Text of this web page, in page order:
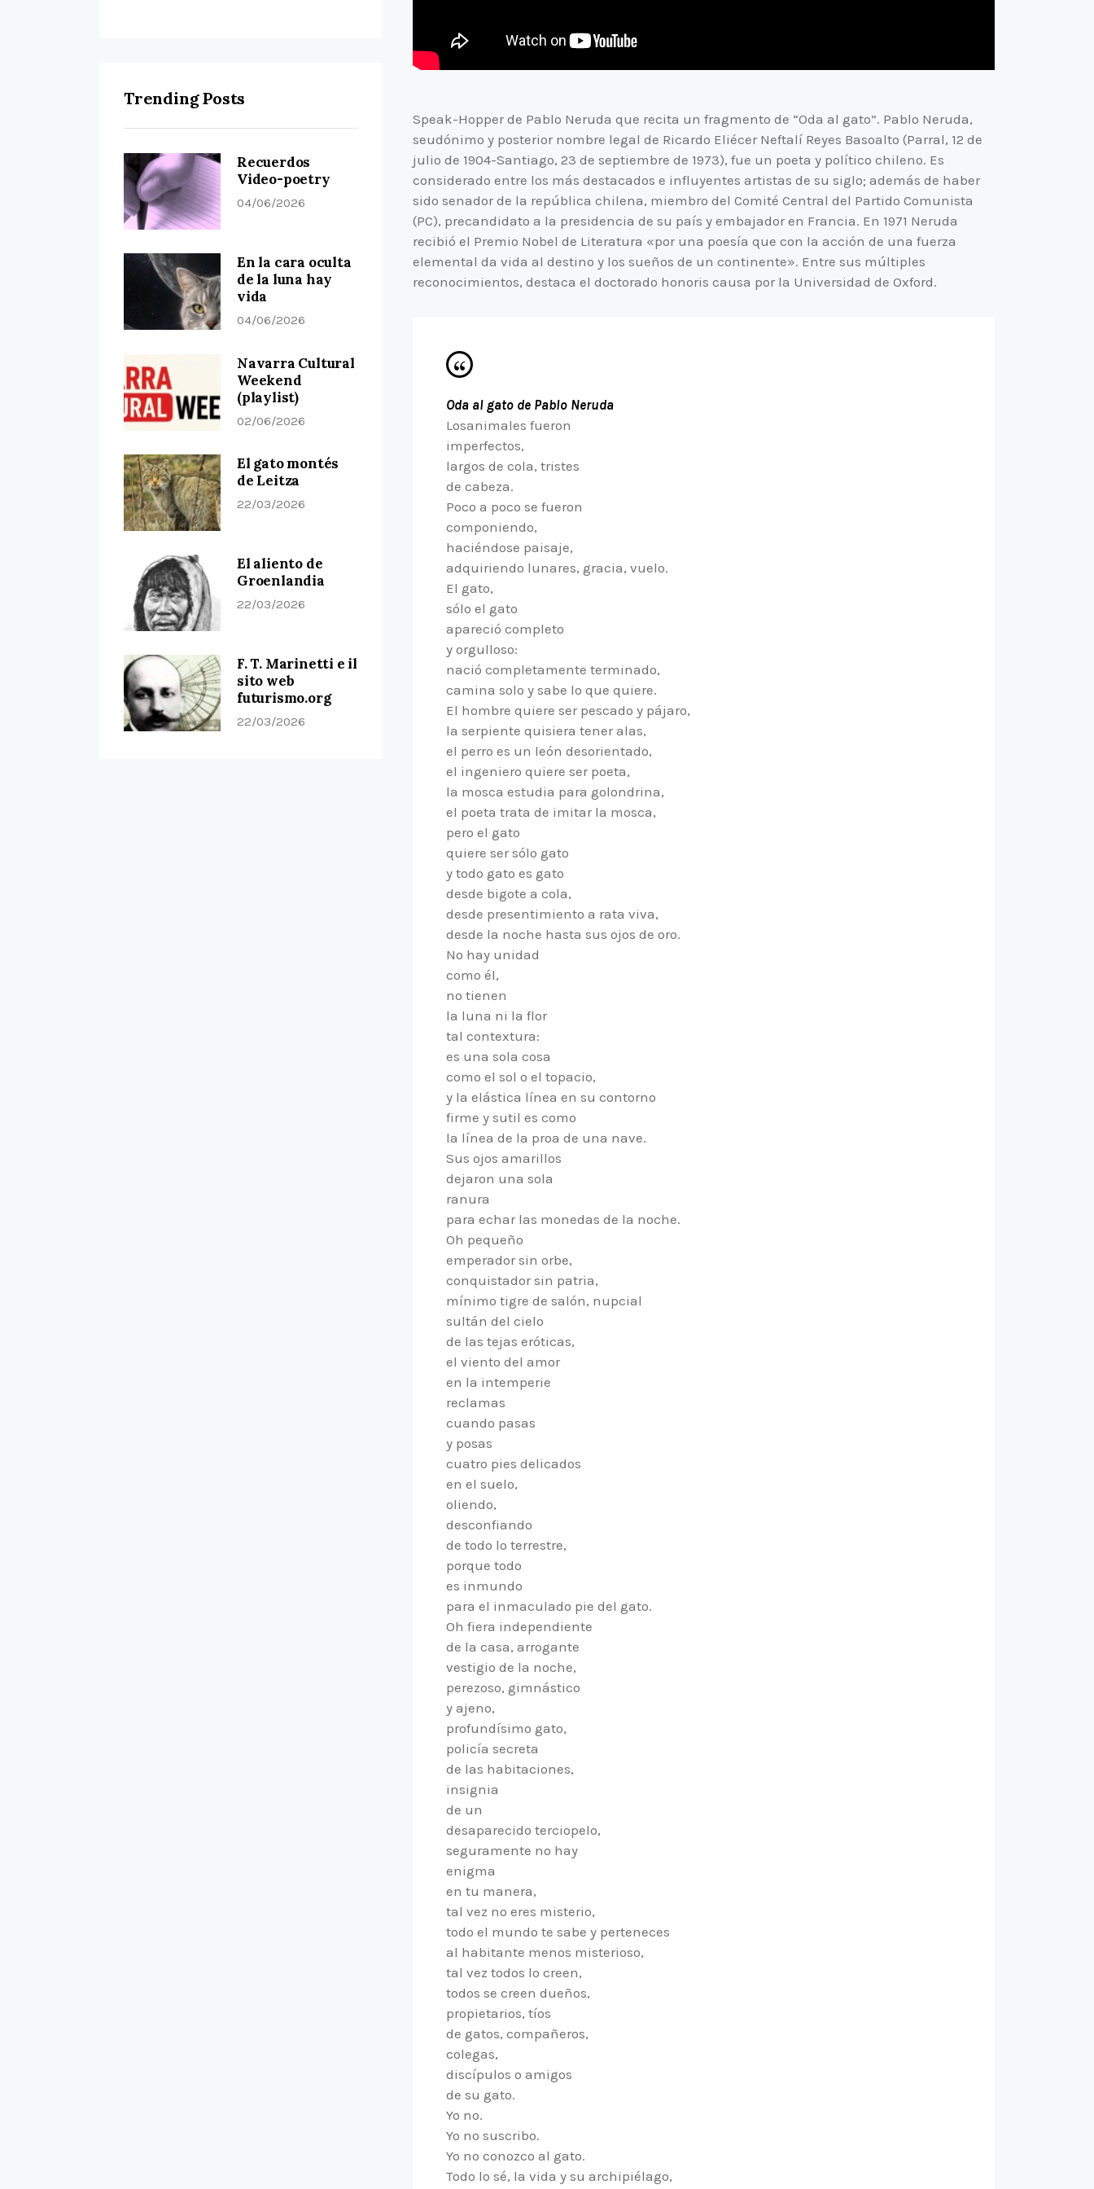
Speak-Hopper de Pablo Neruda que recita un fragmento de “Oda al gato”. Pablo Neruda,
seudónimo y posterior nombre legal de Ricardo Eliécer Neftalí Reyes Basoalto (Parral, 12 de
julio de 1904-Santiago, 23 de septiembre de 1973), fue un poeta y político chileno. Es
considerado entre los más destacados e influyentes artistas de su siglo; además de haber
sido senador de la república chilena, miembro del Comité Central del Partido Comunista
(PC), precandidato a la presidencia de su país y embajador en Francia. En 1971 Neruda
recibió el Premio Nobel de Literatura «por una poesía que con la acción de una fuerza
elemental da vida al destino y los sueños de un continente». Entre sus múltiples
reconocimientos, destaca el doctorado honoris causa por la Universidad de Oxford.
Oda al gato de Pablo Neruda
Losanimales fueron
imperfectos,
largos de cola, tristes
de cabeza.
Poco a poco se fueron
componiendo,
haciéndose paisaje,
adquiriendo lunares, gracia, vuelo.
El gato,
sólo el gato
apareció completo
y orgulloso:
nació completamente terminado,
camina solo y sabe lo que quiere.
El hombre quiere ser pescado y pájaro,
la serpiente quisiera tener alas,
el perro es un león desorientado,
el ingeniero quiere ser poeta,
la mosca estudia para golondrina,
el poeta trata de imitar la mosca,
pero el gato
quiere ser sólo gato
y todo gato es gato
desde bigote a cola,
desde presentimiento a rata viva,
desde la noche hasta sus ojos de oro.
No hay unidad
como él,
no tienen
la luna ni la flor
tal contextura:
es una sola cosa
como el sol o el topacio,
y la elástica línea en su contorno
firme y sutil es como
la línea de la proa de una nave.
Sus ojos amarillos
dejaron una sola
ranura
para echar las monedas de la noche.
Oh pequeño
emperador sin orbe,
conquistador sin patria,
mínimo tigre de salón, nupcial
sultán del cielo
de las tejas eróticas,
el viento del amor
en la intemperie
reclamas
cuando pasas
y posas
cuatro pies delicados
en el suelo,
oliendo,
desconfiando
de todo lo terrestre,
porque todo
es inmundo
para el inmaculado pie del gato.
Oh fiera independiente
de la casa, arrogante
vestigio de la noche,
perezoso, gimnástico
y ajeno,
profundísimo gato,
policía secreta
de las habitaciones,
insignia
de un
desaparecido terciopelo,
seguramente no hay
enigma
en tu manera,
tal vez no eres misterio,
todo el mundo te sabe y perteneces
al habitante menos misterioso,
tal vez todos lo creen,
todos se creen dueños,
propietarios, tíos
de gatos, compañeros,
colegas,
discípulos o amigos
de su gato.
Yo no.
Yo no suscribo.
Yo no conozco al gato.
Todo lo sé, la vida y su archipiélago,
Trending Posts
Recuerdos
Video-poetry
04/06/2026
En la cara oculta
de la luna hay
vida
04/06/2026
Navarra Cultural
Weekend
(playlist)
02/06/2026
El gato montés
de Leitza
22/03/2026
El aliento de
Groenlandia
22/03/2026
F. T. Marinetti e il
sito web
futurismo.org
22/03/2026